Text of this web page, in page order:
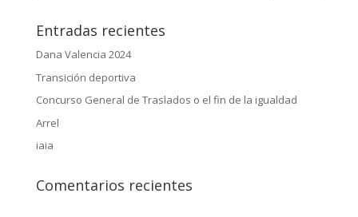
Entradas recientes
Dana Valencia 2024
Transición deportiva
Concurso General de Traslados o el fin de la igualdad
Arrel
iaia
Comentarios recientes